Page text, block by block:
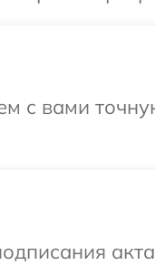
с вами